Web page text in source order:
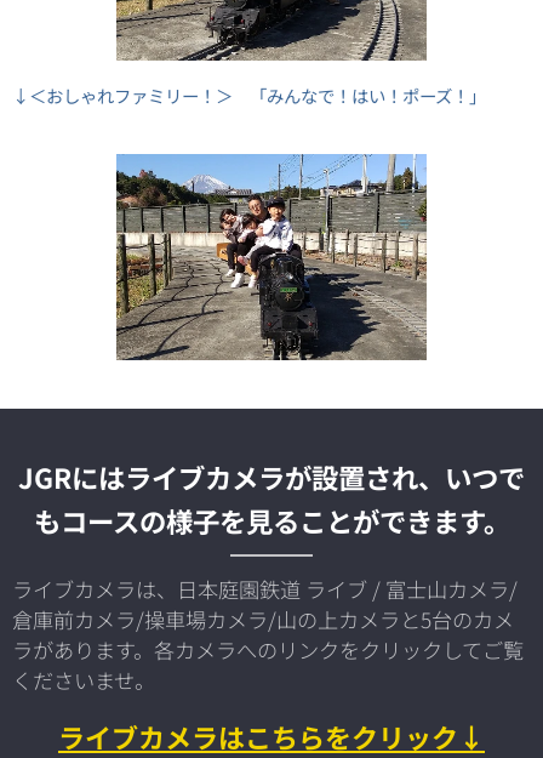
↓＜おしゃれファミリー！＞ 「みんなで！はい！ポーズ！」
JGRにはライブカメラが設置され、いつで
もコースの様子を見ることができます。
ライブカメラは、日本庭園鉄道 ライブ / 富士山カメラ/
倉庫前カメラ/操車場カメラ/山の上カメラと5台のカメ
ラがあります。各カメラへのリンクをクリックしてご覧
くださいませ。
ライブカメラはこちらをクリック↓